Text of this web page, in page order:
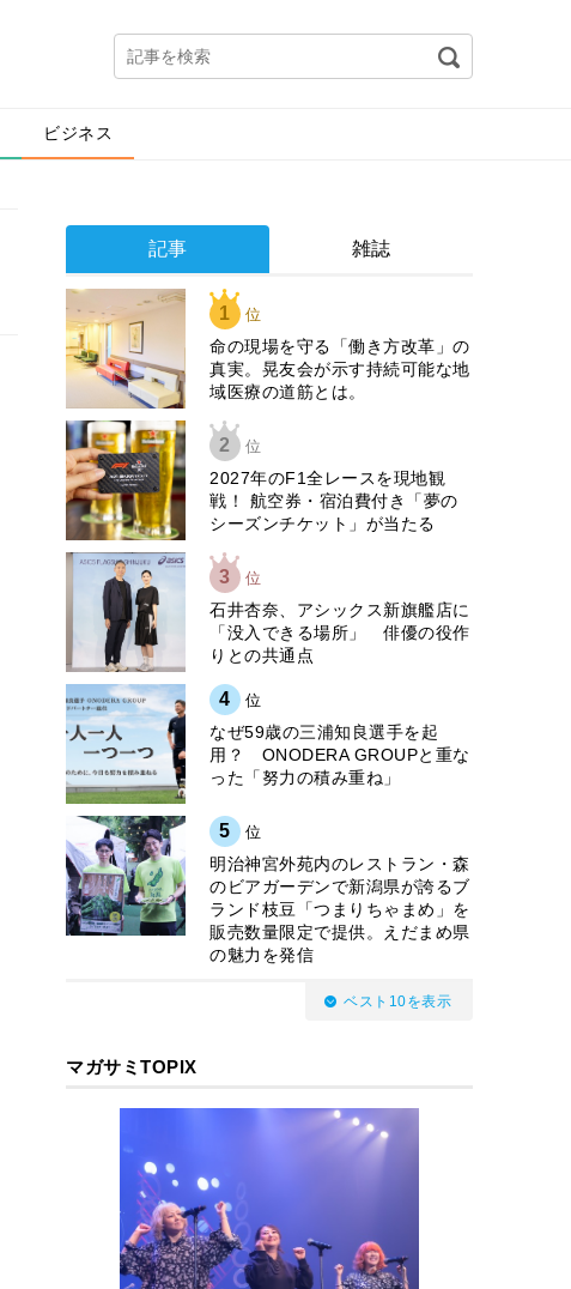
ビジネス
記事 雑誌
1 位
​命の現場を守る「働き方改革」の
真実。晃友会が示す持続可能な地
域医療の道筋とは。
2 位
2027年のF1全レースを現地観
戦！ 航空券・宿泊費付き「夢の
シーズンチケット」が当たる
3 位
石井杏奈、アシックス新旗艦店に
「没入できる場所」 俳優の役作
りとの共通点
4 位
なぜ59歳の三浦知良選手を起
用？ ONODERA GROUPと重な
った「努力の積み重ね」
5 位
明治神宮外苑内のレストラン・森
のビアガーデンで新潟県が誇るブ
ランド枝豆「つまりちゃまめ」を
販売数量限定で提供。えだまめ県
の魅力を発信
ベスト10を表示
マガサミTOPIX